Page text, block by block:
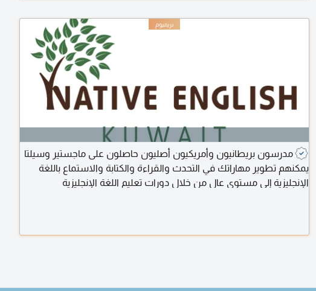
مدرسون بريطانيون وأمريكيون أصليون حاصلون على ماجستير وسيلتا
يمكنهم تطوير مهاراتك في التحدث والقراءة والكتابة والاستماع باللغة
الإنجليزية إلى مستوى عالٍ من خلال دورات تعليم اللغة الإنجليزية